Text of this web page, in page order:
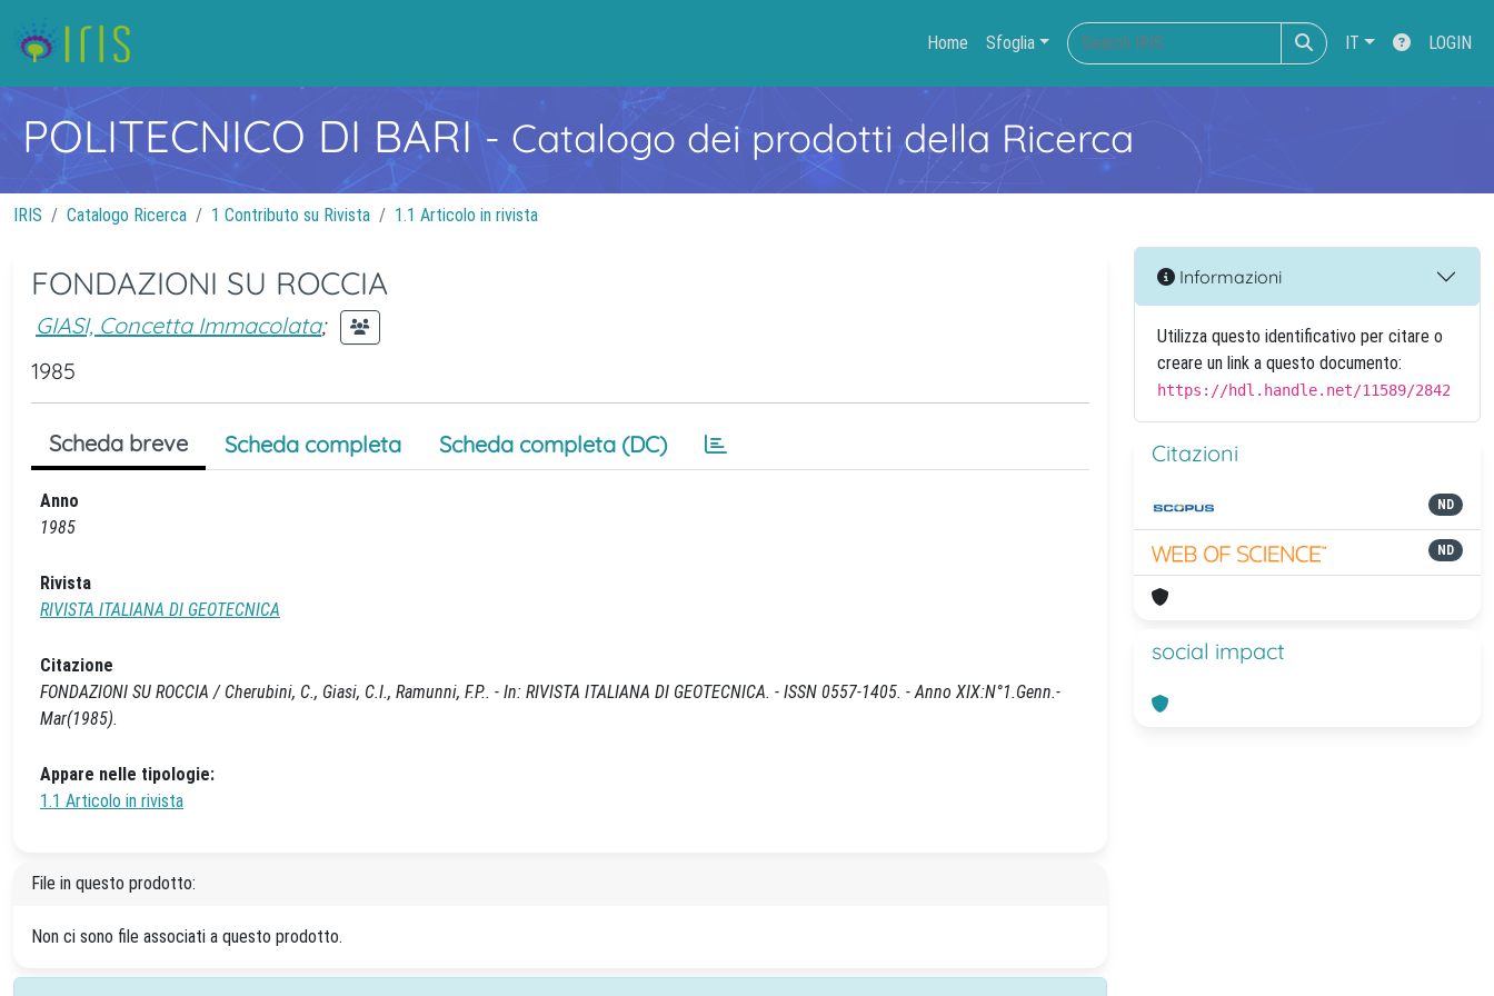
Home Sfoglia IT LOGIN
POLITECNICO DI BARI- Catalogo dei prodotti della Ricerca
IRIS Catalogo Ricerca 1 Contributo su Rivista 1.1 Articolo in rivista
FONDAZIONI SU ROCCIA
GIASI, Concetta Immacolata;
1985
Scheda breve Scheda completa Scheda completa (DC)
Anno
1985
Rivista
RIVISTA ITALIANA DI GEOTECNICA
Citazione
FONDAZIONI SU ROCCIA / Cherubini, C., Giasi, C.I., Ramunni, F.P.. - In: RIVISTA ITALIANA DI GEOTECNICA. - ISSN 0557-1405. - Anno XIX:N°1.Genn.-
Mar(1985).
Appare nelle tipologie:
1.1 Articolo in rivista
File in questo prodotto:
Non ci sono file associati a questo prodotto.
Informazioni
Utilizza questo identificativo per citare o
creare un link a questo documento:
https://hdl.handle.net/11589/2842
Citazioni
ND
ND
social impact